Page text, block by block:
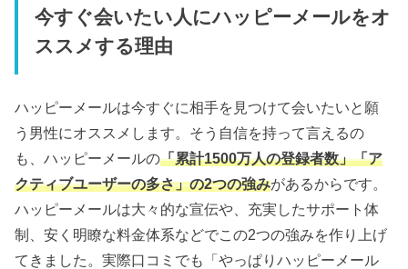
今すぐ会いたい人にハッピーメールをオ
ススメする理由
ハッピーメールは今すぐに相手を見つけて会いたいと願
う男性にオススメします。そう自信を持って言えるの
も、ハッピーメールの「累計1500万人の登録者数」「ア
クティブユーザーの多さ」の2つの強みがあるからです。
ハッピーメールは大々的な宣伝や、充実したサポート体
制、安く明瞭な料金体系などでこの2つの強みを作り上げ
てきました。実際口コミでも「やっぱりハッピーメール